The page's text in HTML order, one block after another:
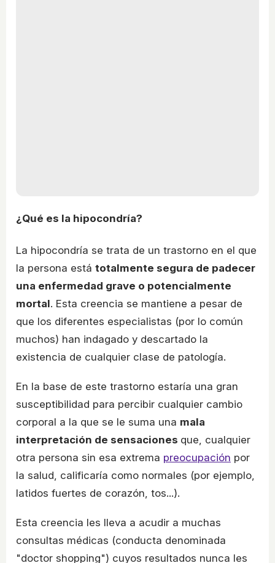
¿Qué es la hipocondría?
La hipocondría se trata de un trastorno en el que
la persona está totalmente segura de padecer
una enfermedad grave o potencialmente
mortal. Esta creencia se mantiene a pesar de
que los diferentes especialistas (por lo común
muchos) han indagado y descartado la
existencia de cualquier clase de patología.
En la base de este trastorno estaría una gran
susceptibilidad para percibir cualquier cambio
corporal a la que se le suma una mala
interpretación de sensaciones que, cualquier
otra persona sin esa extrema preocupación por
la salud, calificaría como normales (por ejemplo,
latidos fuertes de corazón, tos...).
Esta creencia les lleva a acudir a muchas
consultas médicas (conducta denominada
"doctor shopping") cuyos resultados nunca les